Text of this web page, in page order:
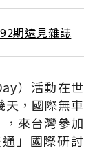
期遠見雜誌
）活動在世
天，國際無車
來台灣參加
」國際研討